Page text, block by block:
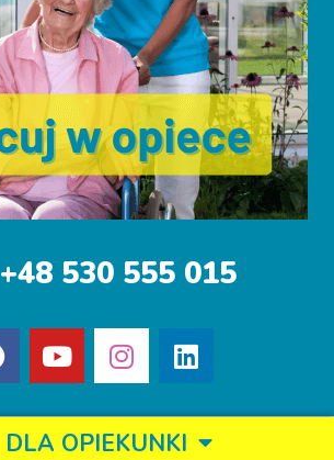
+48 530 555 015
DLA OPIEKUNKI